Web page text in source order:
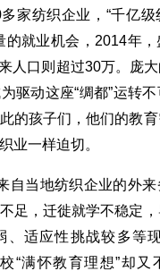
家纺织企业，“千亿
的就业机会，2014年
人口则超过30万。庞
驱动这座“绸都”运转
的孩子们，他们的教育
业一样迫切。
自当地纺织企业的外来
足，迁徙就学不稳定
、适应性挑战较多等
“满怀教育理想”却又